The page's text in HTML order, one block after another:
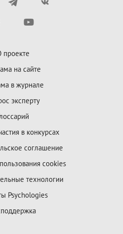
проекте
на сайте
в журнале
эксперту
в конкурсах
соглашение
cookies
технологии
Psychologies